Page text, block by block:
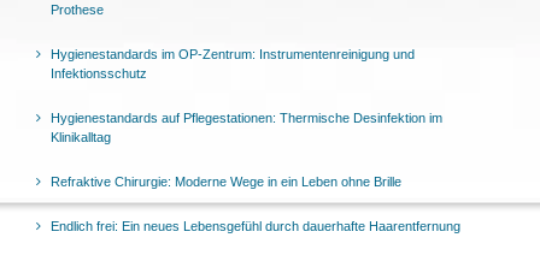
Prothese
Hygienestandards im OP-Zentrum: Instrumentenreinigung und
Infektionsschutz
Hygienestandards auf Pflegestationen: Thermische Desinfektion im
Klinikalltag
Refraktive Chirurgie: Moderne Wege in ein Leben ohne Brille
Endlich frei: Ein neues Lebensgefühl durch dauerhafte Haarentfernung